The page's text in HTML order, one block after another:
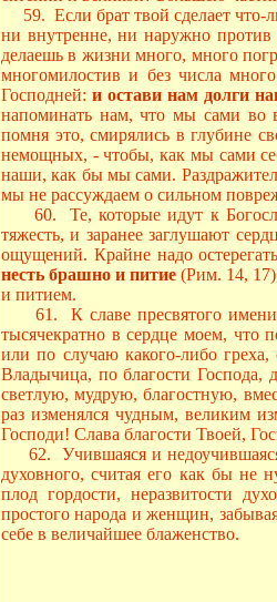
59. Если брат твой сделает что-
ни внутренне, ни наружно
делаешь в жизни много, много
многомилостив и без числа
Господней: и остави нам долги
напоминать нам, что мы сами во
помня это, смирялись в глубине
немощных, - чтобы, как мы сами
наши, как бы мы сами.
мы не рассуждаем о сильном
60. Те, которые идут к
тяжесть, и заранее заглушают
ощущений. Крайне надо
несть брашно и питие (Рим. 14,
и питием.
61. К славе пресвятого имени
тысячекратно в сердце моем, что
или по случаю какого-либо
Владычица, по благости
светлую, мудрую, благостную,
раз изменялся чудным, великим
Господи! Слава благости Твоей,
62. Учившаяся и недоучившаяся
духовного, считая его как бы не
плод гордости, неразвитости
простого народа и женщин,
себе в величайшее блаженство.